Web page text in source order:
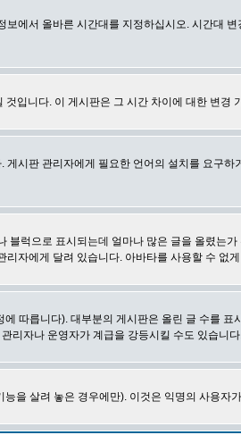
에서 올바른 시간대를 지정하십시오. 시간대
입니다. 이 게시판은 그 시간 차이에 대한 변경
시판 관리자에게 필요한 언어의 설치를 요구
럭으로 표시되는데 얼마나 많은 글을 올렸는
자에게 달려 있습니다. 아바타를 사용할 수
따릅니다). 대부분의 게시판은 올린 글 수를
리자나 운영자가 계급을 강등시킬 수도 있습니
을 살려 놓은 경우에만). 이것은 익명의 사용자